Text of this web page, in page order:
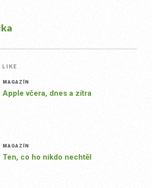
LIKE
MAGAZÍN
Apple včera, dnes a zítra
MAGAZÍN
Ten, co ho nikdo nechtěl